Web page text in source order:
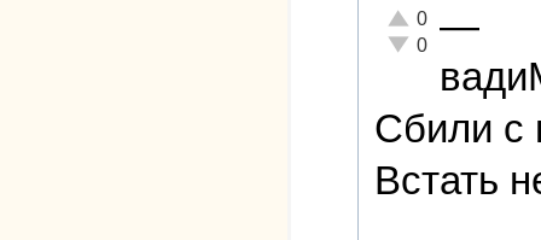
Отлично!
0
Неадекватно!
0 —
Сбили с
Встать